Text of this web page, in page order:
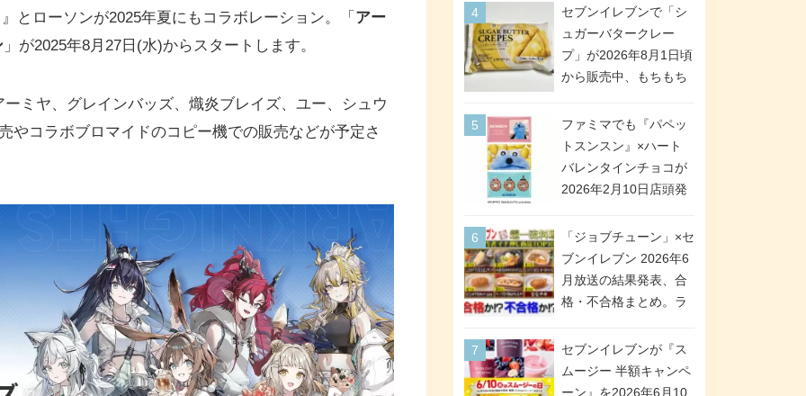
とローソンが2025年夏にもコラボレーション。「 アー
」が2025年8月27日(水)からスタートします。
ミヤ、グレインバッズ、熾炎ブレイズ、ユー、シュウ
やコラボブロマイドのコピー機での販売などが予定さ
ペーンが2026年5月26
日スタート。浴衣＆た
ぬき・キツネ姿のスレ
ッタ / ミオリネ / グエ
号・5号) / シャディク
ドになって登場!
セブンイレブンで「シ
ュガーバタークレー
プ」が2026年8月1日頃
から販売中、もちもち
シュガー＆バターをレ
ンジアップで手軽に楽
しめる冷凍食品。2個入
り
ファミマでも『パペッ
トスンスン』×ハート
バレンタインチョコが
2026年2月10日店頭発
チョコ」「チョコ缶」
「ツインギフト」が登
場
「ジョブチューン」×セ
ブンイレブン 2026年6
月放送の結果発表、合
格・不合格まとめ。ラ
合格「金のハンバー
グ」。満場一致合格数
は6商品、合格数は2商
セブンイレブンが『ス
ムージー 半額キャンペ
ーン』を2026年6月10